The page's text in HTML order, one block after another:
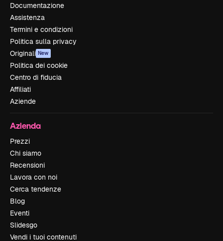
Documentazione
Assistenza
Termini e condizioni
Politica sulla privacy
Originali New
Politica dei cookie
Centro di fiducia
Affiliati
Aziende
Azienda
Prezzi
Chi siamo
Recensioni
Lavora con noi
Cerca tendenze
Blog
Eventi
Slidesgo
Vendi i tuoi contenuti